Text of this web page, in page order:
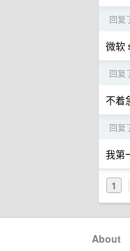
回复
微软
回复
不着
回复
我第
1
About